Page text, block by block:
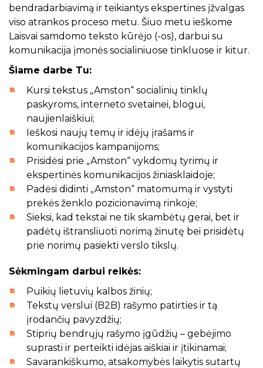
bendradarbiavimą ir teikiantys ekspertines įžvalgas
viso atrankos proceso metu. Šiuo metu ieškome
Laisvai samdomo teksto kūrėjo (-os), darbui su
komunikacija įmonės socialiniuose tinkluose ir kitur.
Šiame darbe Tu:
Kursi tekstus „Amston“ socialinių tinklų
paskyroms, interneto svetainei, blogui,
naujienlaiškiui;
Ieškosi naujų temų ir idėjų įrašams ir
komunikacijos kampanijoms;
Prisidėsi prie „Amston“ vykdomų tyrimų ir
ekspertinės komunikacijos žiniasklaidoje;
Padėsi didinti „Amston“ matomumą ir vystyti
prekės ženklo pozicionavimą rinkoje;
Sieksi, kad tekstai ne tik skambėtų gerai, bet ir
padėtų ištransliuoti norimą žinutę bei prisidėtų
prie norimų pasiekti verslo tikslų.
Sėkmingam darbui reikės:
Puikių lietuvių kalbos žinių;
Tekstų verslui (B2B) rašymo patirties ir tą
įrodančių pavyzdžių;
Stiprių bendrųjų rašymo įgūdžių – gebėjimo
suprasti ir perteikti idėjas aiškiai ir įtikinamai;
Savarankiškumo, atsakomybės laikytis sutartų